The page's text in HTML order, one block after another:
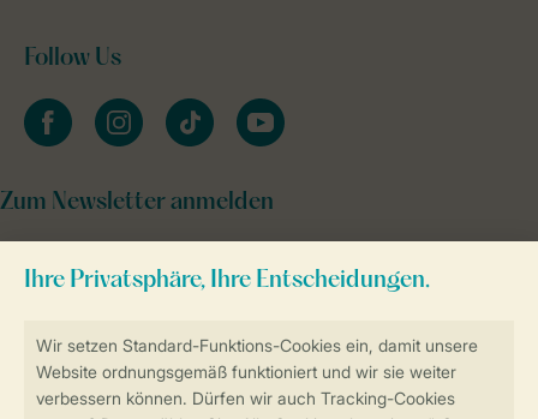
Sicher und schnell zur Online-Buchung
Follow Us
facebookinstagramtiktok youtube
Zum Newsletter anmelden